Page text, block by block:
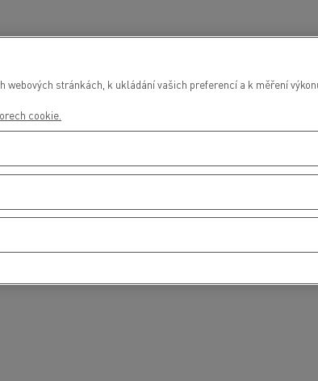
stránkách, k ukládání vašich preferencí a k měření
cookie.